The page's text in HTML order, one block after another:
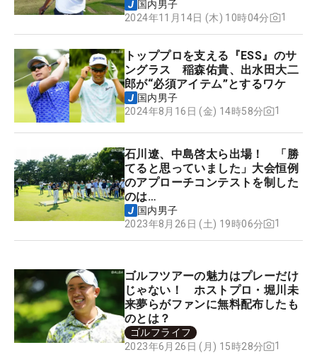
国内男子
2024年11月14日 (木) 10時04分
1
トッププロを支える『ESS』のサ
ングラス 稲森佑貴、出水田大二
郎が“必須アイテム”とするワケ
国内男子
2024年8月16日 (金) 14時58分
1
石川遼、中島啓太ら出場！ 「勝
てると思っていました」大会恒例
のアプローチコンテストを制した
のは…
国内男子
2023年8月26日 (土) 19時06分
1
ゴルフツアーの魅力はプレーだけ
じゃない！ ホストプロ・堀川未
来夢らがファンに無料配布したも
のとは？
ゴルフライフ
2023年6月26日 (月) 15時28分
1